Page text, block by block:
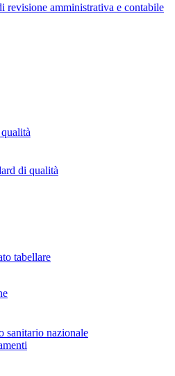
revisione amministrativa e contabile
di qualità
tabellare
sanitario nazionale